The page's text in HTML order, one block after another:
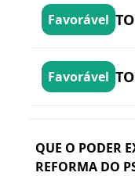
Favorável
Favorável
QUE O PODER
REFORMA DO